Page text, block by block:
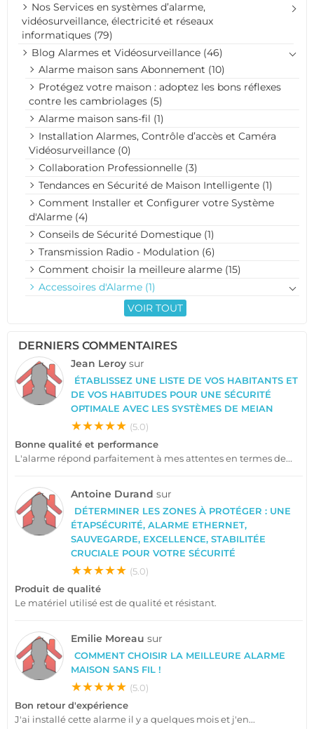
Nos Services en systèmes d’alarme,
vidéosurveillance, électricité et réseaux
informatiques (79)
Blog Alarmes et Vidéosurveillance (46)
Alarme maison sans Abonnement (10)
Protégez votre maison : adoptez les bons réflexes
contre les cambriolages (5)
Alarme maison sans-fil (1)
Installation Alarmes, Contrôle d’accès et Caméra
Vidéosurveillance (0)
Collaboration Professionnelle (3)
Tendances en Sécurité de Maison Intelligente (1)
Comment Installer et Configurer votre Système
d'Alarme (4)
Conseils de Sécurité Domestique (1)
Transmission Radio - Modulation (6)
Comment choisir la meilleure alarme (15)
Accessoires d'Alarme (1)
VOIR TOUT
DERNIERS COMMENTAIRES
Jean Leroy sur
ÉTABLISSEZ UNE LISTE DE VOS HABITANTS ET
DE VOS HABITUDES POUR UNE SÉCURITÉ
OPTIMALE AVEC LES SYSTÈMES DE MEIAN
★★★★★ (5.0)
Bonne qualité et performance
L'alarme répond parfaitement à mes attentes en termes de...
Antoine Durand sur
DÉTERMINER LES ZONES À PROTÉGER : UNE
ÉTAPSÉCURITÉ, ALARME ETHERNET,
SAUVEGARDE, EXCELLENCE, STABILITÉE
CRUCIALE POUR VOTRE SÉCURITÉ
★★★★★ (5.0)
Produit de qualité
Le matériel utilisé est de qualité et résistant.
Emilie Moreau sur
COMMENT CHOISIR LA MEILLEURE ALARME
MAISON SANS FIL !
★★★★★ (5.0)
Bon retour d'expérience
J'ai installé cette alarme il y a quelques mois et j'en...